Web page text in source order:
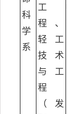
科
学
系
工
程、
轻工
技术
与工
程
（发